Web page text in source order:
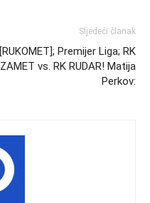
Sljedeći članak
[RUKOMET]; Premijer Liga; RK
ZAMET vs. RK RUDAR! Matija
Perkov: